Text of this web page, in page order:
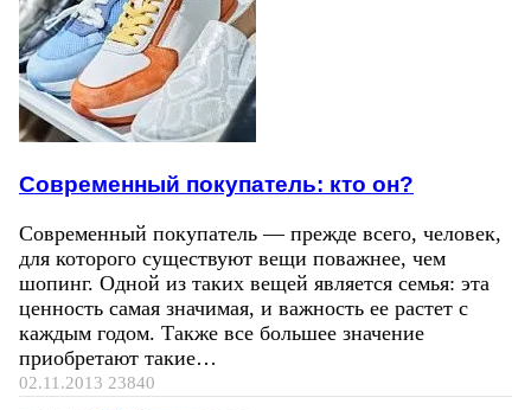
Современный покупатель: кто он?
Современный покупатель — прежде всего, человек,
для которого существуют вещи поважнее, чем
шопинг. Одной из таких вещей является семья: эта
ценность самая значимая, и важность ее растет с
каждым годом. Также все большее значение
приобретают такие…
02.11.2013 23840